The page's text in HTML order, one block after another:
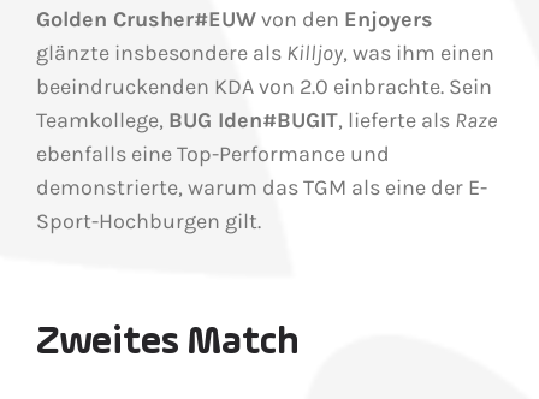
Golden Crusher#EUWvon den Enjoyers
glänzte insbesondere als Killjoy, was ihm einen
beeindruckenden KDA von 2.0 einbrachte. Sein
Teamkollege, BUG Iden#BUGIT, lieferte als Raze
ebenfalls eine Top-Performance und
demonstrierte, warum das TGM als eine der E-
Sport-Hochburgen gilt.
Zweites Match